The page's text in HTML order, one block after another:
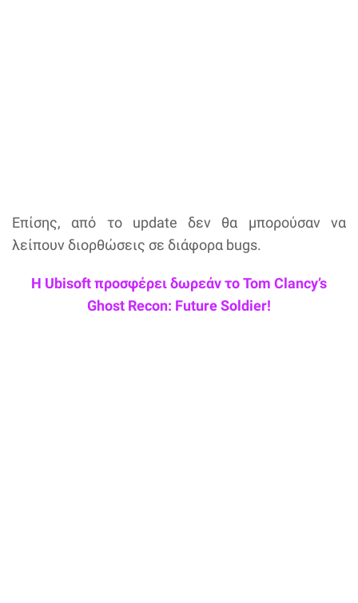
Επίσης, από το update δεν θα μπορούσαν να
λείπουν διορθώσεις σε διάφορα bugs.
Η Ubisoft προσφέρει δωρεάν το Tom Clancy’s
Ghost Recon: Future Soldier!